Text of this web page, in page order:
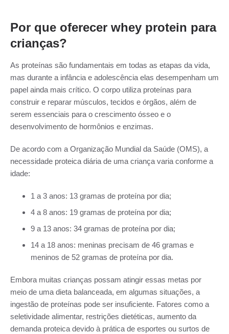
Por que oferecer whey protein para
crianças?
As proteínas são fundamentais em todas as etapas da vida,
mas durante a infância e adolescência elas desempenham um
papel ainda mais crítico. O corpo utiliza proteínas para
construir e reparar músculos, tecidos e órgãos, além de
serem essenciais para o crescimento ósseo e o
desenvolvimento de hormônios e enzimas.
De acordo com a Organização Mundial da Saúde (OMS), a
necessidade proteica diária de uma criança varia conforme a
idade:
1 a 3 anos: 13 gramas de proteína por dia;
4 a 8 anos: 19 gramas de proteína por dia;
9 a 13 anos: 34 gramas de proteína por dia;
14 a 18 anos: meninas precisam de 46 gramas e
meninos de 52 gramas de proteína por dia.
Embora muitas crianças possam atingir essas metas por
meio de uma dieta balanceada, em algumas situações, a
ingestão de proteínas pode ser insuficiente. Fatores como a
seletividade alimentar, restrições dietéticas, aumento da
demanda proteica devido à prática de esportes ou surtos de